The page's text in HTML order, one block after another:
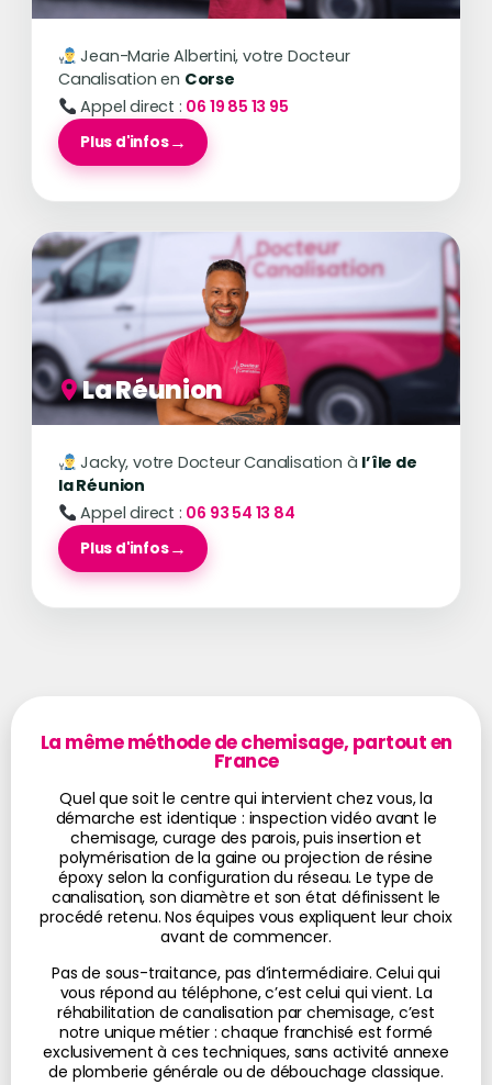
Jean-Marie Albertini, votre Docteur
Canalisation en Corse
Appel direct : 06 19 85 13 95
Plus d'infos
La Réunion
Jacky, votre Docteur Canalisation à l’île de
la Réunion
Appel direct : 06 93 54 13 84
Plus d'infos
La même méthode de chemisage, partout en
France
Quel que soit le centre qui intervient chez vous, la
démarche est identique : inspection vidéo avant le
chemisage, curage des parois, puis insertion et
polymérisation de la gaine ou projection de résine
époxy selon la configuration du réseau. Le type de
canalisation, son diamètre et son état définissent le
procédé retenu. Nos équipes vous expliquent leur choix
avant de commencer.
Pas de sous-traitance, pas d’intermédiaire. Celui qui
vous répond au téléphone, c’est celui qui vient. La
réhabilitation de canalisation par chemisage, c’est
notre unique métier : chaque franchisé est formé
exclusivement à ces techniques, sans activité annexe
de plomberie générale ou de débouchage classique.